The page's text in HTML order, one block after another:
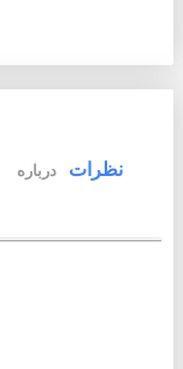
نظرات درباره